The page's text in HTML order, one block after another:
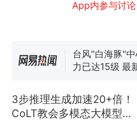
App内参与讨论
官方通报
已叫停招聘，
核查
台风"白海豚"
力已达15级 最
因老师一句“跟
人生
3步推理生成加速20+倍！
CoLT教会多模态大模型用